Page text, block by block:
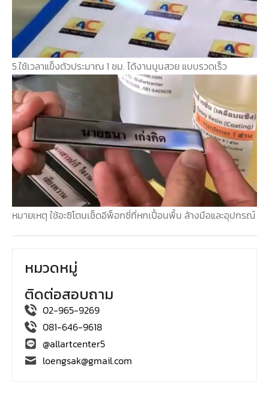
หมวดหมู่
ติดต่อสอบถาม
02-965-9269
081-646-9618
@allartcenter5
loengsak@gmail.com
5.ใช้เวลาแข็งตัวประมาณ 1 ชม. ได้งานนูนสวย แบบรวดเร็ว
หมายเหตุ ใช้อะซิโตนเช็ดอีพ็อกซี่ที่หกเปื้อนพื้น ล้างมือและอุปกรณ์